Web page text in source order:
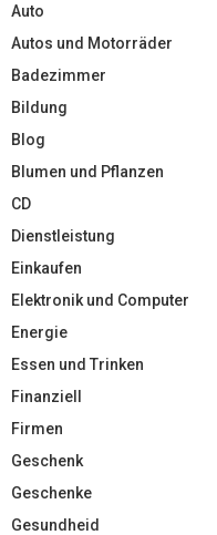
Auto
Autos und Motorräder
Badezimmer
Bildung
Blog
Blumen und Pflanzen
CD
Dienstleistung
Einkaufen
Elektronik und Computer
Energie
Essen und Trinken
Finanziell
Firmen
Geschenk
Geschenke
Gesundheid